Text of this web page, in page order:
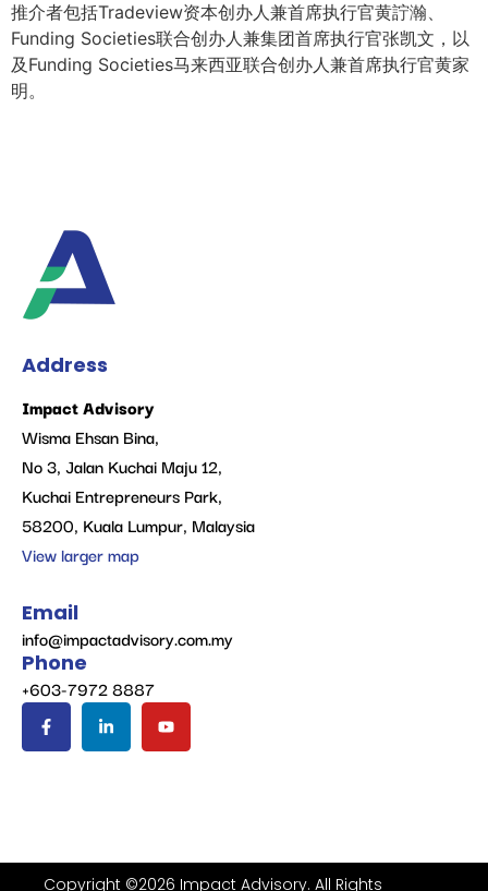
推介者包括Tradeview资本创办人兼首席执行官黄詝瀚、
Funding Societies联合创办人兼集团首席执行官张凯文，以
及Funding Societies马来西亚联合创办人兼首席执行官黄家
明。
Address
Impact Advisory
Wisma Ehsan Bina,
No 3, Jalan Kuchai Maju 12,
Kuchai Entrepreneurs Park,
58200, Kuala Lumpur, Malaysia
View larger map
Email
info@impactadvisory.com.my
Phone
+603-7972 8887
Copyright ©2026 Impact Advisory. All Rights